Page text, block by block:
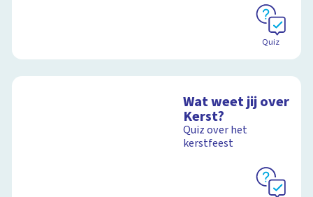
Schoolplaat
Quiz
Wat weet jij over
Kerst?
Quiz over het
kerstfeest